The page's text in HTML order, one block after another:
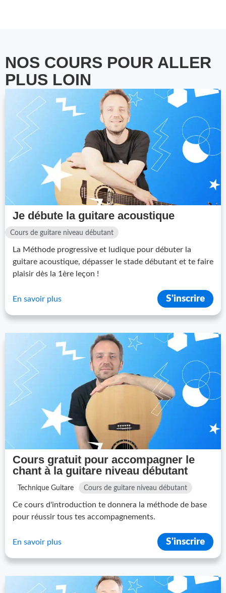
NOS COURS POUR ALLER
PLUS LOIN
Je débute la guitare acoustique
Cours de guitare niveau débutant
La Méthode progressive et ludique pour débuter la
guitare acoustique, dépasser le stade débutant et te faire
plaisir dès la 1ère leçon !
En savoir plus S'inscrire
Cours gratuit pour accompagner le
chant à la guitare niveau débutant
Technique Guitare Cours de guitare niveau débutant
Ce cours d'introduction te donnera la méthode de base
pour réussir tous tes accompagnements.
En savoir plus S'inscrire